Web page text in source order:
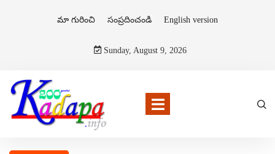
మా గురించి సంప్రదించండి English version
Sunday, August 9, 2026